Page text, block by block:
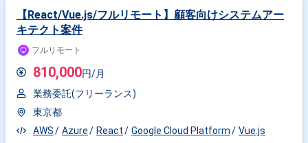
【React/Vue.js/フルリモート】顧客向けシステムアー
キテクト案件
フルリモート
810,000円/月
業務委託(フリーランス)
東京都
AWS
Azure React Google Cloud Platform
Vue.js